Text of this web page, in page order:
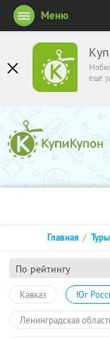
ещё
Меню
По рейтингу
Главная Туры
Кавказ Юг
Ленинградская